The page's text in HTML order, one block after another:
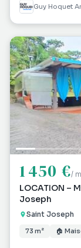
Guy Hoquet
1 450 €/
LOCATION –
Joseph
Saint Joseph
73 m² 🏠